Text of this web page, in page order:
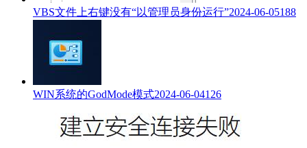
VBS文件上右键没有“以管理员身份运行”2024-06-05188
WIN系统的GodMode模式2024-06-04126